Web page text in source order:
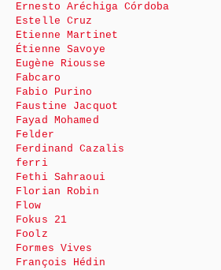
Ernesto Aréchiga Córdoba
Estelle Cruz
Etienne Martinet
Étienne Savoye
Eugène Riousse
Fabcaro
Fabio Purino
Faustine Jacquot
Fayad Mohamed
Felder
Ferdinand Cazalis
ferri
Fethi Sahraoui
Florian Robin
Flow
Fokus 21
Foolz
Formes Vives
François Hédin